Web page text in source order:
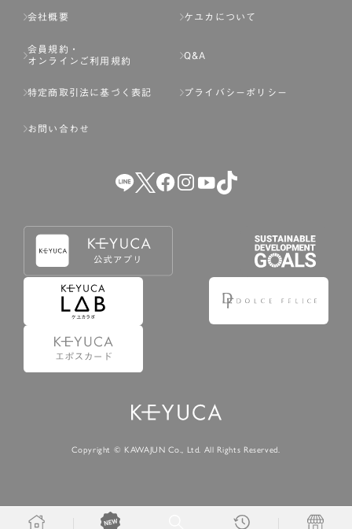
会社概要 ケユカについて
会員規約・
オンラインご利用規約
Q&A
特定商取引法に基づく表記 プライバシーポリシー
お問い合わせ
Copyright © KAWAJUN Co., Ltd. All Rights Reserved.